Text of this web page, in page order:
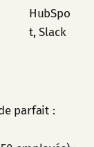
HubSpo
t, Slack
parfait :